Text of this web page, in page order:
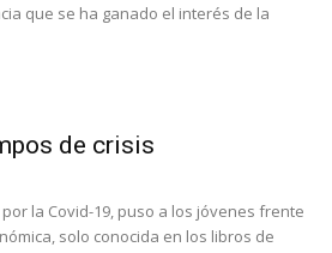
que se ha ganado el interés de la
de crisis
la Covid-19, puso a los jóvenes frente
solo conocida en los libros de